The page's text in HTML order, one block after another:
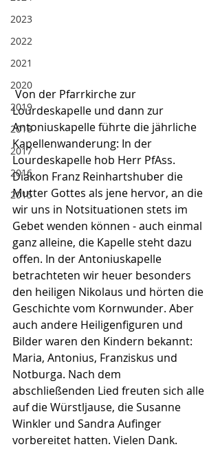
2023
2022
2021
2020
2019
2018
2017
2016
2015
Von der Pfarrkirche zur
Lourdeskapelle und dann zur
Antoniuskapelle führte die jährliche
Kapellenwanderung: In der
Lourdeskapelle hob Herr PfAss.
Diakon Franz Reinhartshuber die
Mutter Gottes als jene hervor, an die
wir uns in Notsituationen stets im
Gebet wenden können - auch einmal
ganz alleine, die Kapelle steht dazu
offen. In der Antoniuskapelle
betrachteten wir heuer besonders
den heiligen Nikolaus und hörten die
Geschichte vom Kornwunder. Aber
auch andere Heiligenfiguren und
Bilder waren den Kindern bekannt:
Maria, Antonius, Franziskus und
Notburga. Nach dem
abschließenden Lied freuten sich alle
auf die Würstljause, die Susanne
Winkler und Sandra Aufinger
vorbereitet hatten. Vielen Dank.